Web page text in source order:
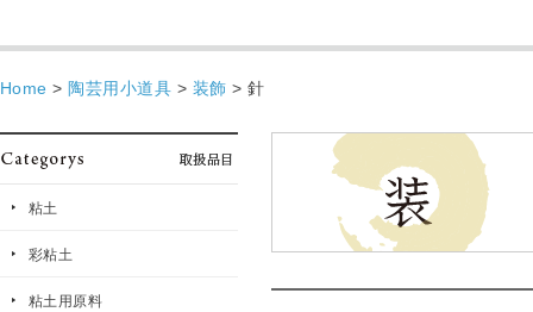
い
Home > 陶芸用小道具 > 装飾 >針
粘土
彩粘土
粘土用原料